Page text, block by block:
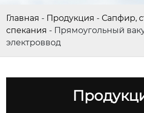
Главная - Продукция - Сапфир,
спекания - Прямоугольный
электроввод